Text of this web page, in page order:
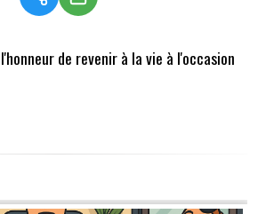
de revenir à la vie à l'occasion